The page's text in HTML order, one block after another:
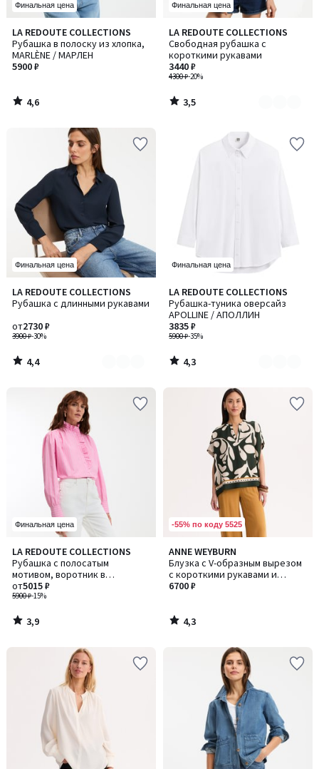
Финальная цена
LA REDOUTE COLLECTIONS
Рубашка в полоску из хлопка,
MARLÈNE / МАРЛЕН
5900 ₽
4,6
/ 5
4,6
/
Финальная цена
LA REDOUTE COLLECTIONS
Свободная рубашка с
короткими рукавами
4300 ₽-20%
3440 ₽
3,5
/ 5
Количество
цветов:
2
3,5
/
Финальная цена
LA REDOUTE COLLECTIONS
Рубашка с длинными рукавами
3900 ₽-30%
от2730 ₽
4,4
/ 5
Количество
цветов:
4,4
/
Финальная цена
LA REDOUTE COLLECTIONS
Рубашка-туника оверсайз
APOLLINE / АПОЛЛИН
5900 ₽-35%
3835 ₽
4,3
/ 5
Количество
цветов:
2
4,3
/
Финальная цена
LA REDOUTE COLLECTIONS
Рубашка с полосатым
мотивом, воротник в
викторианском стиле,
CHARLÈNE / ШАРЛЕН
5900 ₽-15%
от5015 ₽
3,9
/ 5
3,9
/
-55% по коду 5525
ANNE WEYBURN
Блузка с V-образным вырезом
с короткими рукавами и
графическим принтом
6700 ₽
4,3
/ 5
4,3
/